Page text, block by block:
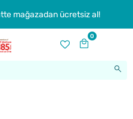
mağazadan ücretsiz al!
0